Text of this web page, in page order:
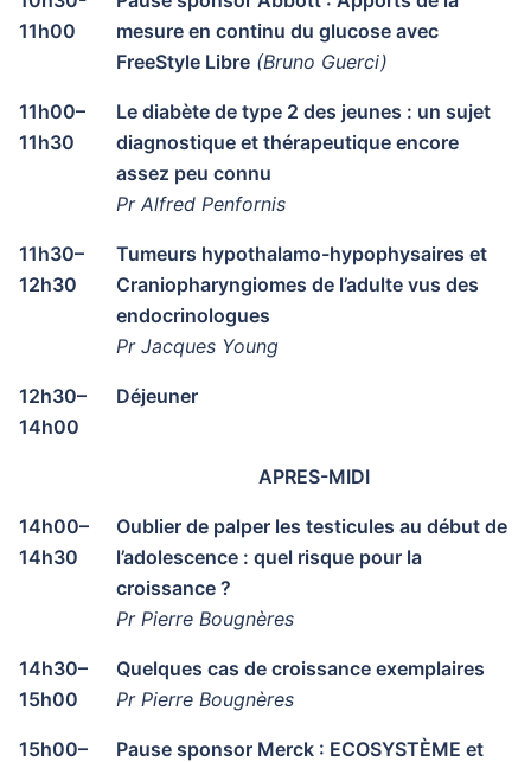
11h00
mesure en continu du glucose avec
FreeStyle Libre (Bruno Guerci)
11h00–
11h30
Le diabète de type 2 des jeunes : un sujet
diagnostique et thérapeutique encore
assez peu connu
Pr Alfred Penfornis
11h30–
12h30
Tumeurs hypothalamo-hypophysaires et
Craniopharyngiomes de l’adulte vus des
endocrinologues
Pr Jacques Young
12h30–
14h00
Déjeuner
APRES-MIDI
14h00–
14h30
Oublier de palper les testicules au début de
l’adolescence : quel risque pour la
croissance ?
Pr Pierre Bougnères
14h30–
15h00
Quelques cas de croissance exemplaires
Pr Pierre Bougnères
15h00–
Pause sponsor Merck : ECOSYSTÈME et